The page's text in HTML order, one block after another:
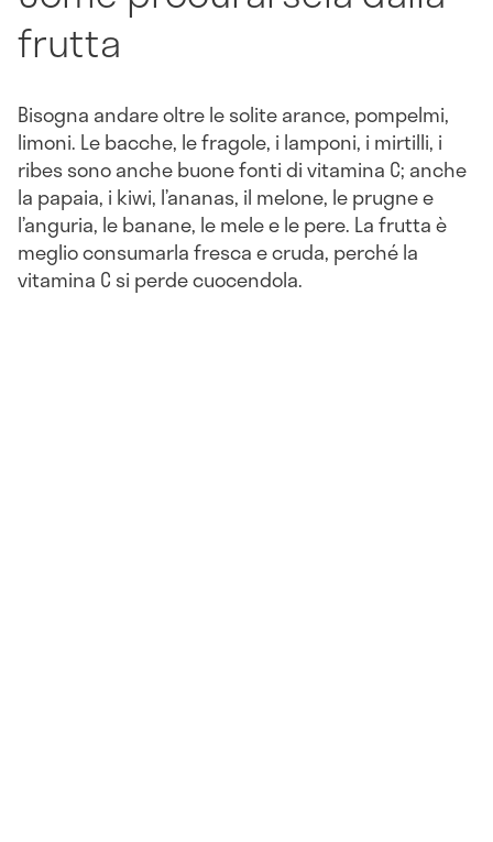
frutta
Bisogna andare oltre le solite arance, pompelmi,
limoni. Le bacche, le fragole, i lamponi, i mirtilli, i
ribes sono anche buone fonti di vitamina C; anche
la papaia, i kiwi, l’ananas, il melone, le prugne e
l’anguria, le banane, le mele e le pere. La frutta è
meglio consumarla fresca e cruda, perché la
vitamina C si perde cuocendola.